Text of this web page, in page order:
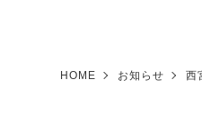
HOME お知らせ 西